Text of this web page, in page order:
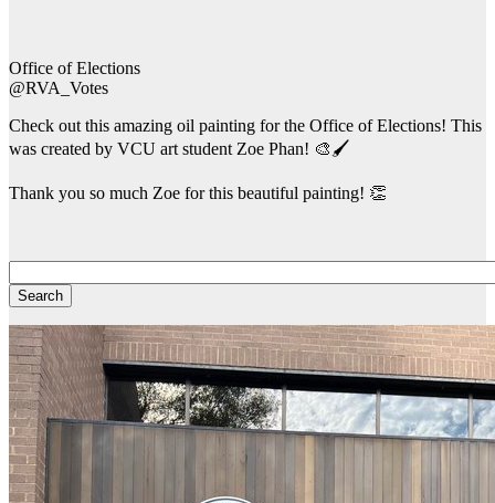
Office of Elections
@RVA_Votes
Check out this amazing oil painting for the Office of Elections! This
was created by VCU art student Zoe Phan! 🎨🖌️
Thank you so much Zoe for this beautiful painting! 👏